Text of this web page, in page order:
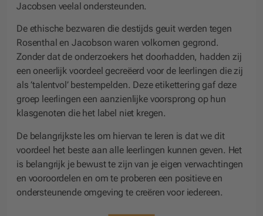
Jacobsen veelal ondersteunden.
De ethische bezwaren die destijds geuit werden tegen
Rosenthal en Jacobson waren volkomen gegrond.
Zonder dat de onderzoekers het doorhadden, hadden zij
een oneerlijk voordeel gecreëerd voor de leerlingen die zij
als ’talentvol’ bestempelden. Deze etikettering gaf deze
groep leerlingen een aanzienlijke voorsprong op hun
klasgenoten die het label niet kregen.
De belangrijkste les om hiervan te leren is dat we dit
voordeel het beste aan alle leerlingen kunnen geven. Het
is belangrijk je bewust te zijn van je eigen verwachtingen
en vooroordelen en om te proberen een positieve en
ondersteunende omgeving te creëren voor iedereen.